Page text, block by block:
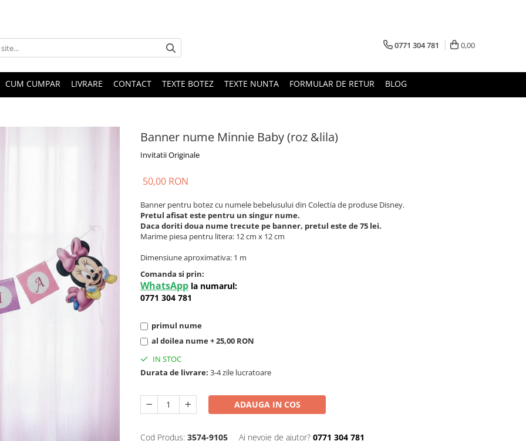
0771 304 781 0,00
CUM CUMPAR LIVRARE CONTACT TEXTE BOTEZ TEXTE NUNTA FORMULAR DE RETUR BLOG
Banner nume Minnie Baby (roz &lila)
Invitatii Originale
50,00 RON
Banner pentru botez cu numele bebelusului din Colectia de produse Disney.
Pretul afisat este pentru un singur nume.
Daca doriti doua nume trecute pe banner, pretul este de 75 lei.
Marime piesa pentru litera: 12 cm x 12 cm
Dimensiune aproximativa: 1 m
Comanda si prin:
WhatsApp la numarul:
0771 304 781
primul nume
al doilea nume + 25,00 RON
IN STOC
Durata de livrare: 3-4 zile lucratoare
ADAUGA IN COS
Cod Produs: 3574-9105 Ai nevoie de ajutor? 0771 304 781